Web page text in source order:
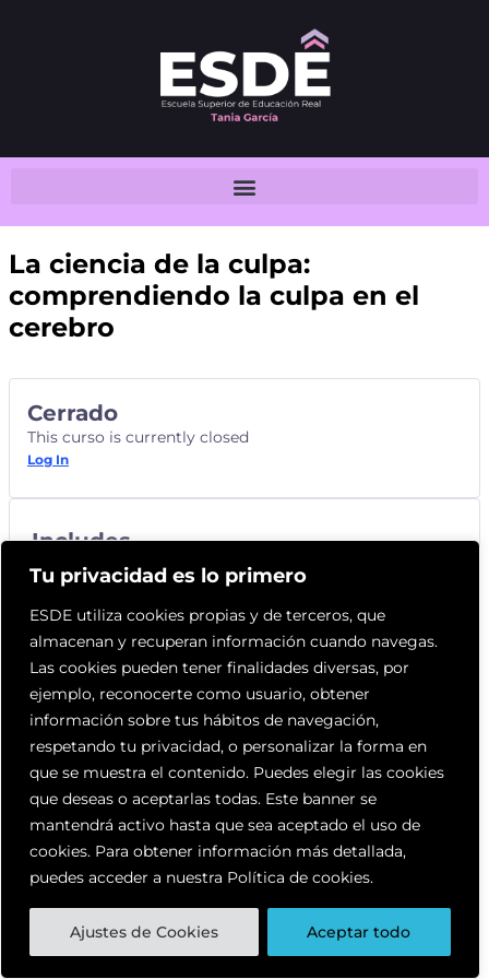
Tu privacidad es lo primero
ESDE utiliza cookies propias y de terceros, que
almacenan y recuperan información cuando navegas.
Las cookies pueden tener finalidades diversas, por
ejemplo, reconocerte como usuario, obtener
información sobre tus hábitos de navegación,
respetando tu privacidad, o personalizar la forma en
que se muestra el contenido. Puedes elegir las cookies
que deseas o aceptarlas todas. Este banner se
mantendrá activo hasta que sea aceptado el uso de
cookies. Para obtener información más detallada,
puedes acceder a nuestra Política de cookies.
Ajustes de Cookies Aceptar todo
La ciencia de la culpa:
comprendiendo la culpa en el
cerebro
Contenido del Curso
Audio extra
Cerrado
This curso is currently closed
Log In
Includes
1 Lección